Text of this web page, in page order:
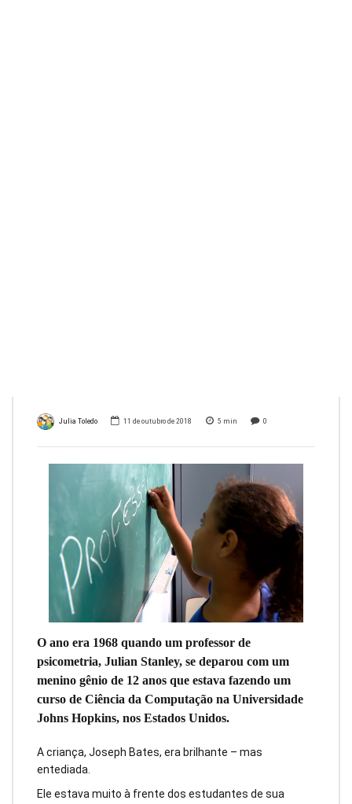
Julia Toledo 11 de outubro de 2018 5 min 0
O ano era 1968 quando um professor de
psicometria, Julian Stanley, se deparou com um
menino gênio de 12 anos que estava fazendo um
curso de Ciência da Computação na Universidade
Johns Hopkins, nos Estados Unidos.
A criança, Joseph Bates, era brilhante – mas
entediada.
Ele estava muito à frente dos estudantes de sua